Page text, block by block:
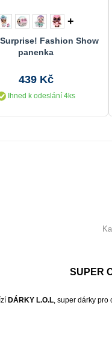
+
Fashion Show
panenka
439 Kč
Ihned k odeslání 4ks
SUPER
DÁRKY L.O.L, super dárky pro